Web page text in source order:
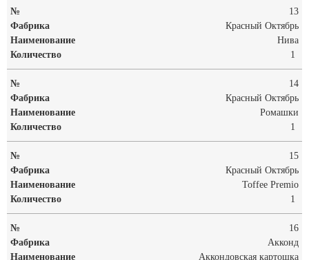
13
Красный Октябрь
Нива
1
14
Красный Октябрь
Ромашки
1
15
Красный Октябрь
Toffee Premio
1
16
Акконд
Аккондовская картошка